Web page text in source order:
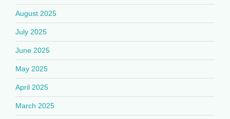
August 2025
July 2025
June 2025
May 2025
April 2025
March 2025